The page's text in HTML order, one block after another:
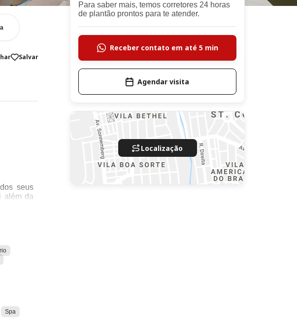
Salvar
seus
além da
Spa
Para saber mais, temos corretores 24 horas
de plantão prontos para te atender.
Receber contato em até 5 min
Agendar visita
Localização